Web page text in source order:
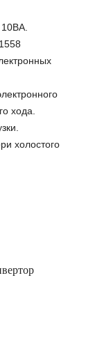
хода.
холостого